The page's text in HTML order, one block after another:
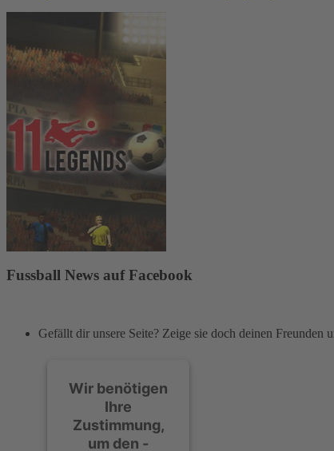
Fussball News auf Facebook
Gefällt dir unsere Seite? Zeige sie doch deinen Freunden
Wir benötigen
Ihre
Zustimmung,
um den -